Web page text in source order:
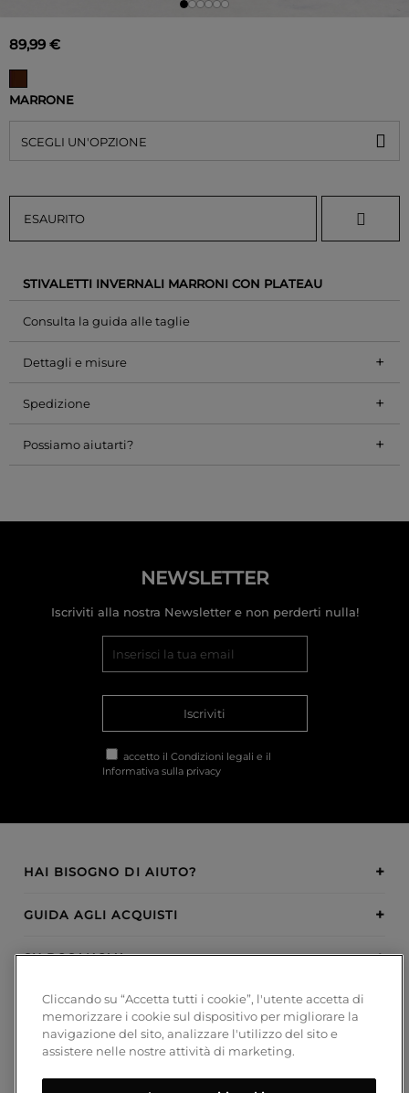
89,99 €
MARRONE
SCEGLI UN'OPZIONE
ESAURITO
STIVALETTI INVERNALI MARRONI CON PLATEAU
Consulta la guida alle taglie
Dettagli e misure +
Spedizione +
Possiamo aiutarti? +
NEWSLETTER
Iscriviti alla nostra Newsletter e non perderti nulla!
Iscriviti
accetto il Condizioni legali e il
Informativa sulla privacy
HAI BISOGNO DI AIUTO?
GUIDA AGLI ACQUISTI
SU BOSANOVA
INSPIRATION
METODI DI PAGAMENTO
Cliccando su “Accetta tutti i cookie”, l'utente accetta di
memorizzare i cookie sul dispositivo per migliorare la
navigazione del sito, analizzare l'utilizzo del sito e
assistere nelle nostre attività di marketing.